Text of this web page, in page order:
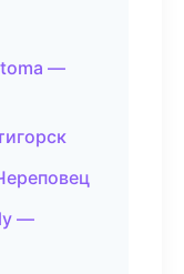
—
—